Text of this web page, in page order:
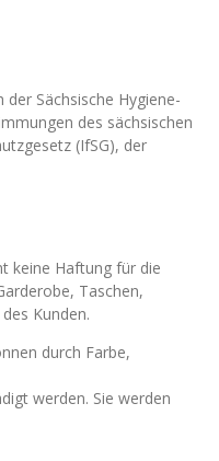
Sächsische Hygiene-
des sächsischen
(IfSG), der
Haftung für die
Taschen,
Kunden.
durch Farbe,
werden. Sie werden